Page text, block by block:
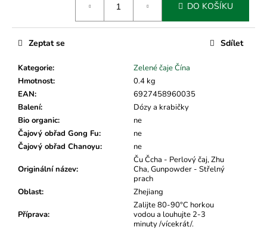
DO KOŠÍKU
Kategorie:
Zelené čaje Čína
Hmotnost:
0.4 kg
EAN:
6927458960035
Balení:
Dózy a krabičky
Bio organic:
ne
Čajový obřad Gong Fu:
ne
Čajový obřad Chanoyu: ne
Originální název:
Ču Čcha - Perlový čaj, Zhu
Cha, Gunpowder - Střelný
prach
Oblast: Zhejiang
Příprava:
Zalijte 80-90°C horkou
vodou a louhujte 2-3
minuty /vícekrát/.
Zeptat se Sdílet
u
m